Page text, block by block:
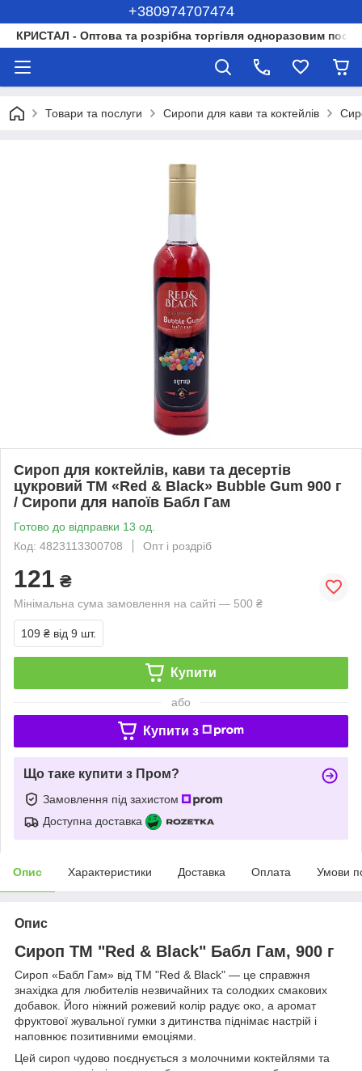
+380974707474
КРИСТАЛ - Оптова та розрібна торгівля одноразовим
Товари та послуги Сиропи для кави та коктейлів
Сироп для коктейлів, кави та десертів
цукровий ТМ «Red & Black» Bubble Gum 900 г
/ Сиропи для напоїв Бабл Гам
Готово до відправки 13 од.
Код: 4823113300708
Опт і роздріб
121 ₴
Мінімальна сума замовлення на сайті — 500 ₴
109 ₴ від 9 шт.
Купити
або
Купити з
Що таке купити з Пром?
Замовлення під захистом
Доступна доставка
Опис Характеристики Доставка Оплата Умови
Опис
Сироп ТМ "Red & Black" Бабл Гам, 900 г
Сироп «Бабл Гам» від ТМ "Red & Black" — це справжня
знахідка для любителів незвичайних та солодких смакових
добавок. Його ніжний рожевий колір радує око, а аромат
фруктової жувальної гумки з дитинства піднімає настрій і
наповнює позитивними емоціями.
Цей сироп чудово поєднується з молочними коктейлями та